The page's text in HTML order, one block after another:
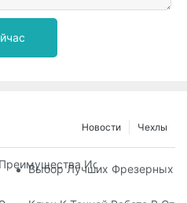
Чехлы
Новости
Использования
Выбор Лучших Фрезерных